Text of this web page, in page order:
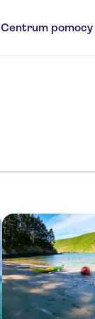
Centrum pomocy